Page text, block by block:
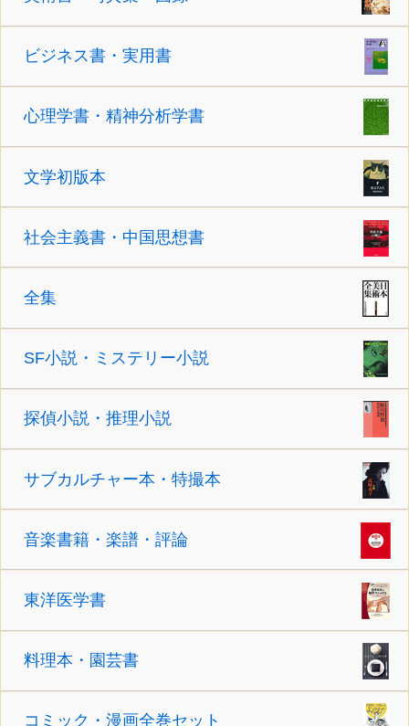
ビジネス書・実用書
心理学書・精神分析学書
文学初版本
社会主義書・中国思想書
全集
SF小説・ミステリー小説
探偵小説・推理小説
サブカルチャー本・特撮本
音楽書籍・楽譜・評論
東洋医学書
料理本・園芸書
コミック・漫画全巻セット